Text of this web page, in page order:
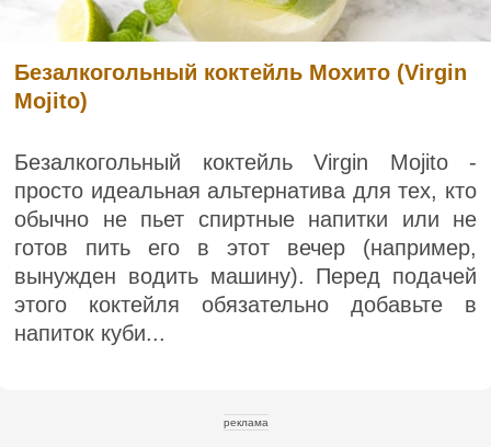
Безалкогольный коктейль Мохито (Virgin
Mojito)
Безалкогольный коктейль Virgin Mojito -
просто идеальная альтернатива для тех, кто
обычно не пьет спиртные напитки или не
готов пить его в этот вечер (например,
вынужден водить машину). Перед подачей
этого коктейля обязательно добавьте в
напиток куби...
реклама